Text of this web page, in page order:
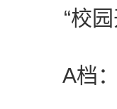
“校园
A档：